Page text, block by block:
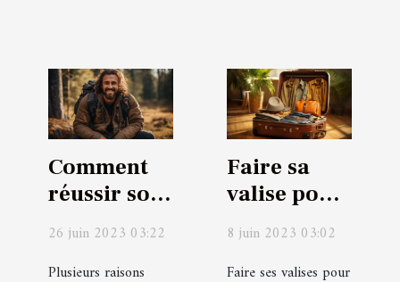
Comment
réussir son
voyage en
solo ?
26 juin 2023 03:22
Plusieurs raisons
Faire sa
valise pour
un voyage
d'affaires :
que faut-il
8 juin 2023 03:02
Faire ses valises pour